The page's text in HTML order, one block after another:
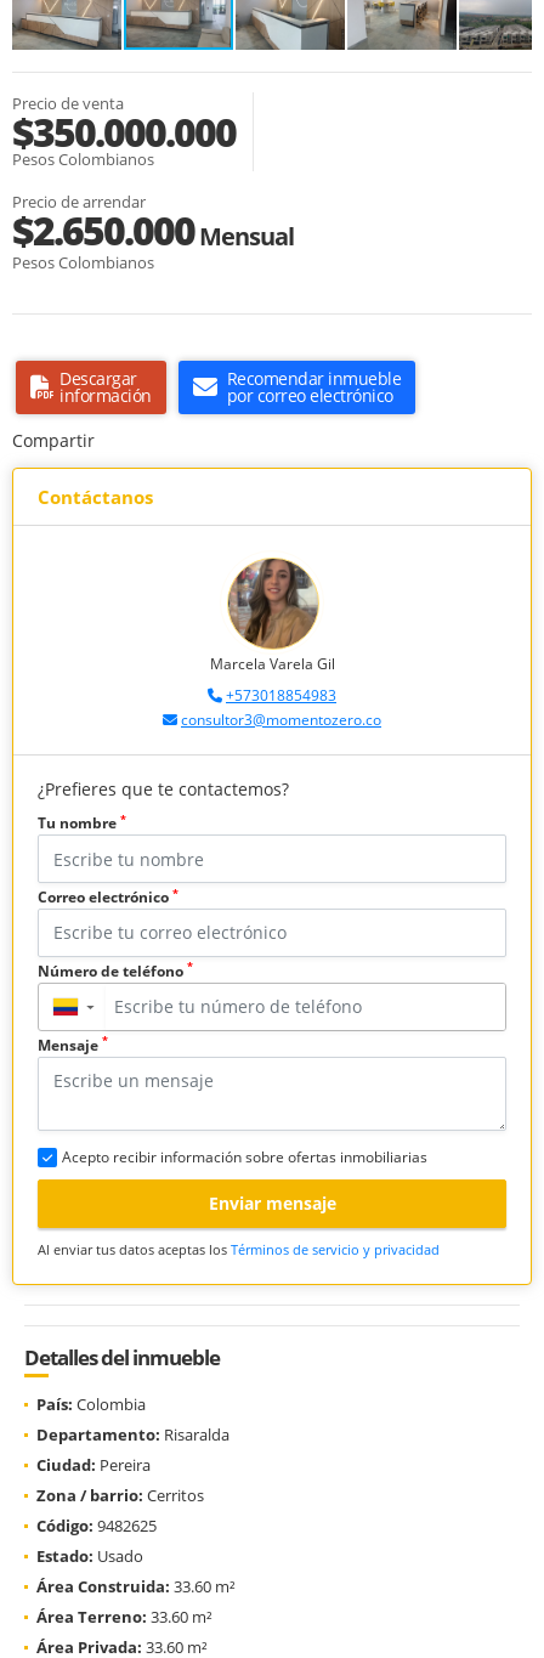
Precio de venta
$350.000.000
Pesos Colombianos
Precio de arrendar
$2.650.000Mensual
Pesos Colombianos
Descargar
información
Recomendar inmueble
por correo electrónico
Compartir
Contáctanos
Marcela Varela Gil
+573018854983
consultor3@momentozero.co
¿Prefieres que te contactemos?
Tu nombre *
Correo electrónico *
Número de teléfono *
▼
Mensaje *
Acepto recibir información sobre ofertas inmobiliarias
Enviar mensaje
Al enviar tus datos aceptas los Términos de servicio y privacidad
Detalles del inmueble
País: Colombia
Departamento: Risaralda
Ciudad: Pereira
Zona / barrio: Cerritos
Código: 9482625
Estado: Usado
Área Construida: 33.60 m²
Área Terreno: 33.60 m²
Área Privada: 33.60 m²